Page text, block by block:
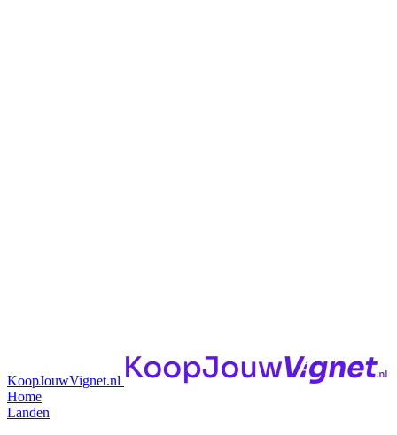
KoopJouwVignet.nl
Home
Landen